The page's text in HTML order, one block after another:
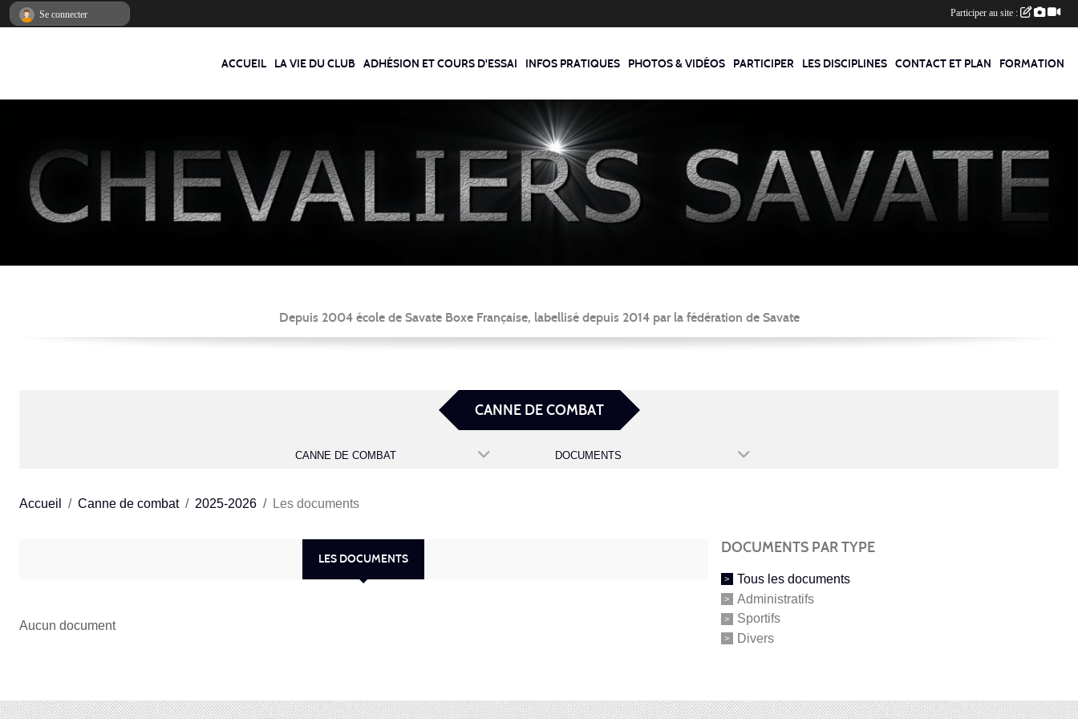
ACCUEIL LA VIE DU CLUB ADHÉSION ET COURS D'ESSAI INFOS PRATIQUES PHOTOS & VIDÉOS PARTICIPER LES DISCIPLINES CONTACT ET PLAN FORMATION
Depuis 2004 école de Savate Boxe Française, labellisé depuis 2014 par la fédération de Savate
CANNE DE COMBAT
CANNE DE COMBAT DOCUMENTS
Accueil Canne de combat 2025-2026 Les documents
LES DOCUMENTS
Aucun document
DOCUMENTS PAR TYPE
Tous les documents
Administratifs
Sportifs
Divers
Se connecter Participer au site :
Panneau de gestion des cookies